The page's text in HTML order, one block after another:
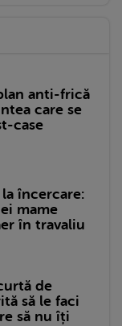
anti-frică
care se
case
la încercare:
mame
în travaliu
de
să le faci
să nu îți